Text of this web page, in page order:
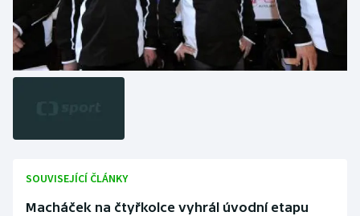
SOUVISEJÍCÍ ČLÁNKY
Macháček na čtyřkolce vyhrál úvodní etapu